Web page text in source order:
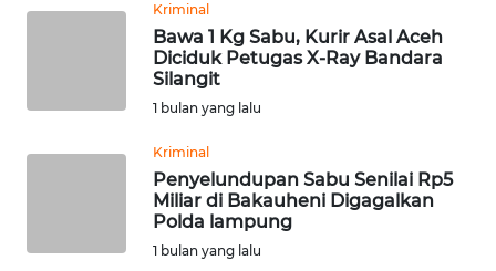
Kriminal
Bawa 1 Kg Sabu, Kurir Asal Aceh
Diciduk Petugas X-Ray Bandara
Silangit
1 bulan yang lalu
Kriminal
Penyelundupan Sabu Senilai Rp5
Miliar di Bakauheni Digagalkan
Polda lampung
1 bulan yang lalu
PAPUA